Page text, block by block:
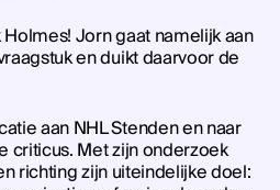
Jorn gaat namelijk aan
en duikt daarvoor de
aan NHL Stenden en naar
criticus. Met zijn onderzoek
richting zijn uiteindelijke doel: